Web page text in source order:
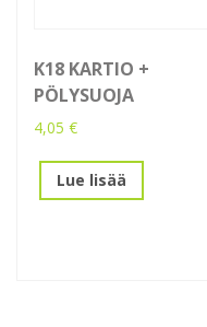
K18 KARTIO +
PÖLYSUOJA
4,05 €
Lue lisää